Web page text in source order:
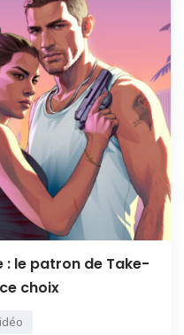
: le patron de Take-
choix